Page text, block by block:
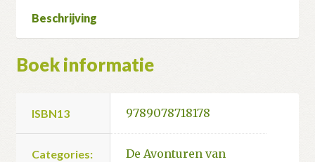
Beschrijving
Boek informatie
ISBN13 9789078718178
Categories:
De Avonturen van